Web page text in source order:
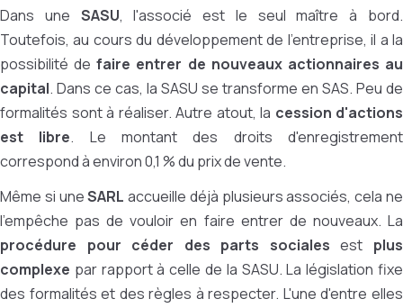
Dans une SASU, l'associé est le seul maître à bord.
Toutefois, au cours du développement de l'entreprise, il a la
possibilité defaire entrer de nouveaux actionnaires au
capital. Dans ce cas, la SASU se transforme en SAS. Peu de
formalités sont à réaliser. Autre atout, la cession d'actions
est libre. Le montant des droits d'enregistrement
correspond à environ 0,1 % du prix de vente.
Même si uneSARL accueille déjà plusieurs associés, cela ne
l'empêche pas de vouloir en faire entrer de nouveaux. La
procédure pour céder des parts socialesest plus
complexe par rapport à celle de la SASU. La législation fixe
des formalités et des règles à respecter. L'une d'entre elles